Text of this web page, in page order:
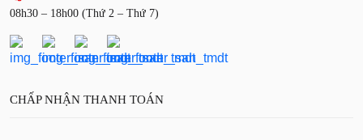
08h30 – 18h00 (Thứ 2 – Thứ 7)
CHẤP NHẬN THANH TOÁN